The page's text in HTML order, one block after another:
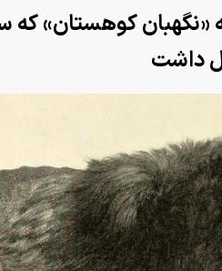
«نگهبان کوهستان» که
از مارمولک گلو
مایع چسبناک از